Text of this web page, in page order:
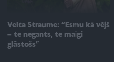
Velta Straume: “Esmu kā vējš
– te negants, te maigi
glāstošs”